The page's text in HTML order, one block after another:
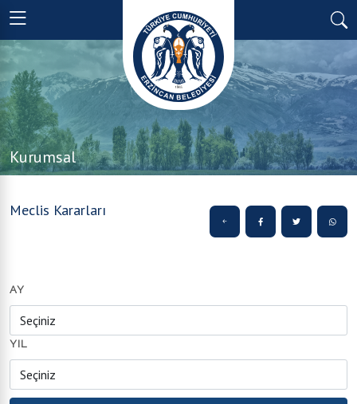
Kurumsal
Meclis Kararları
AY
YIL